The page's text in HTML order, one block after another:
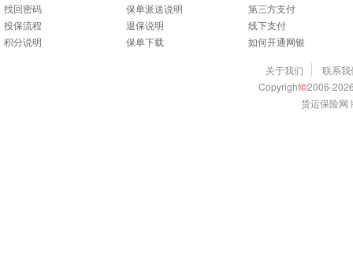
找回密码
投保流程
积分说明
保单派送说明
退保说明
保单下载
第三方支付
线下支付
如何开通网银
关于我们
联系我
Copyright©2006-
货运保险网